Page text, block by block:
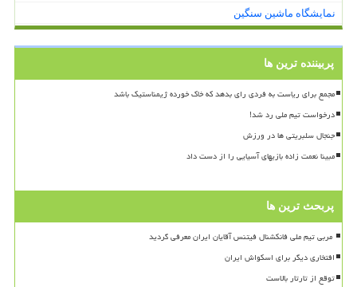
نمایشگاه ماشین سنگین
پربیننده ترین ها
مجمع برای ریاست به فردی رای بدهد که خاک خورده ژیمناستیک باشد
درخواست تیم ملی رد شد!
جنجال سلبریتی ها در ورزش
مبینا نعمت زاده بازیهای آسیایی را از دست داد
پربحث ترین ها
افتخاری دیگر برای اسکواش ایران
توقع از تارتار بالاست